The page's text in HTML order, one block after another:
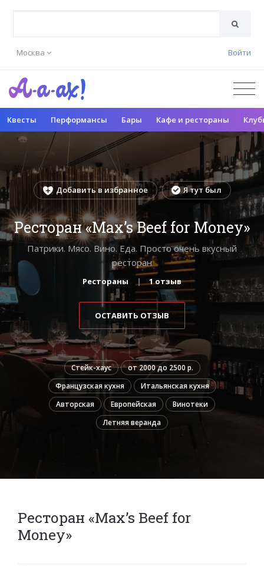
Москва Войти
Квесты Перформансы Бары Кафе и рестораны
Добавить в избранное Я тут был
Ресторан «Max’s Beef for Money»
Патрики. Мясо. Вино. Еда. Просто очень вкусный
ресторан
Рестораны 1 отзыв
ОСТАВИТЬ ОТЗЫВ
Стейк-хаус
от 2000 до 2500 р.
Французская кухня
Итальянская кухня
Авторская
Европейская
Винотеки
Летняя веранда
Ресторан «Max’s Beef for
Money»